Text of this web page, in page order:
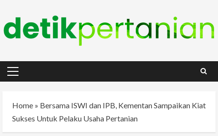
content
Primary
Home » Bersama ISWI dan IPB, Kementan Sampaikan Kiat
Sukses Untuk Pelaku Usaha Pertanian